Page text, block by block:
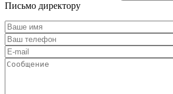
Письмо директору